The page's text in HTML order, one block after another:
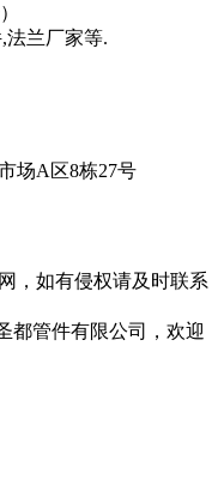
法兰厂家等.
场A区8栋27号
，如有侵权请及时联系
都管件有限公司，欢迎